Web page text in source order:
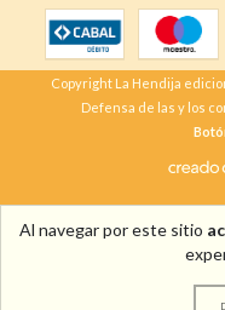
Al navegar por este sitio
Copyright La Hendija
Defensa de las y los